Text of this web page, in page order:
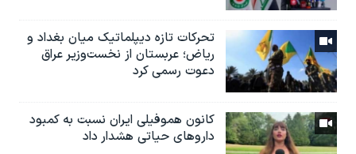
تحرکات تازه دیپلماتیک میان بغداد و
ریاض؛ عربستان از نخست‌وزیر عراق
دعوت رسمی کرد
کانون هموفیلی ایران نسبت به کمبود
داروهای حیاتی هشدار داد